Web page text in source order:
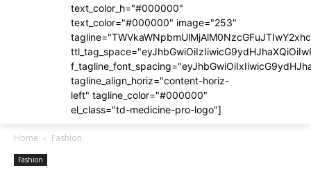
text_color_h="#000000"
text_color="#000000" image="253"
tagline_align_horiz="content-horiz-
left" tagline_color="#000000"
el_class="td-medicine-pro-logo"]
Home Fashion
Fashion